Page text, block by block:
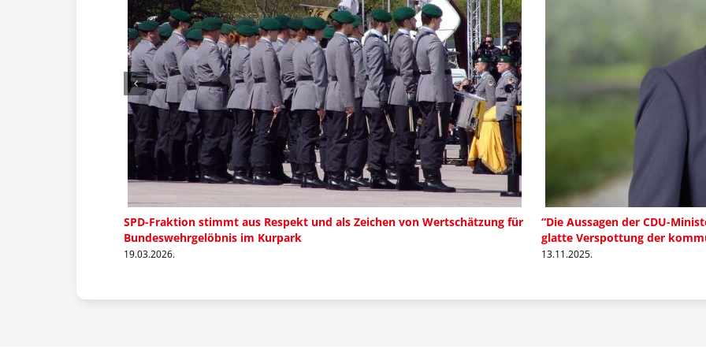
SPD-Fraktion stimmt aus Respekt und als Zeichen von Wertschätzung für
Bundeswehrgelöbnis im Kurpark
19.03.2026.
“Die Aussagen der CDU-
glatte Verspottung der
13.11.2025.